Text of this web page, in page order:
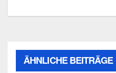
ÄHNLICHE BEITRÄGE